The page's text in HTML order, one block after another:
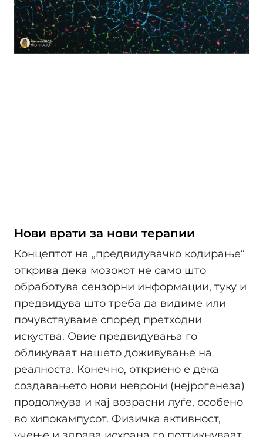
Нови врати за нови терапии
Концептот на „предвидувачко кодирање“
открива дека мозокот не само што
обработува сензорни информации, туку и
предвидува што треба да видиме или
почувствуваме според претходни
искуства. Овие предвидувања го
обликуваат нашето доживување на
реалноста. Конечно, откриено е дека
создавањето нови неврони (нејрогенеза)
продолжува и кај возрасни луѓе, особено
во хипокампусот. Физичка активност,